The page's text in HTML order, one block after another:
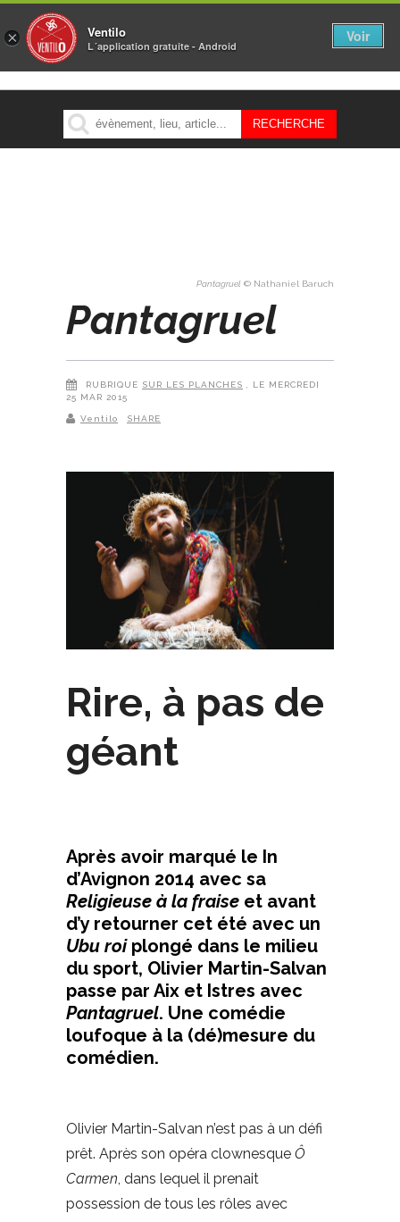
MENU
Pantagruel © Nathaniel Baruch
Pantagruel
RUBRIQUE SUR LES PLANCHES
, LE MERCREDI
25 MAR 2015
Ventilo SHARE
Rire, à pas de
géant
Après avoir marqué le In
d’Avignon 2014 avec sa
Religieuse à la fraise et avant
d’y retourner cet été avec un
Ubu roiplongé dans le milieu
du sport, Olivier Martin-Salvan
passe par Aix et Istres avec
Pantagruel. Une comédie
loufoque à la (dé)mesure du
comédien.
Olivier Martin-Salvan n’est pas à un défi
prêt. Après son opéra clownesque Ô
Carmen, dans lequel il prenait
possession de tous les rôles avec
× Ventilo
L´application gratuite - Android
Voir